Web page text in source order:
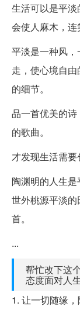
生活可以是平
会使人麻木，连
平淡是一种风
走，使心境自
的细节。
品一首优美的
的歌曲。
才发现生活需要
陶渊明的人生
世外桃源平淡
首。
...
帮忙改下这
态度面对人
1. 让一切随缘